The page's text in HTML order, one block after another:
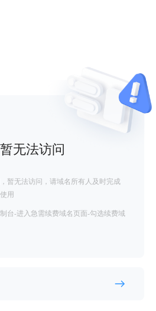
无法访问
暂无法访问，请域名所有人及时完成
用
台-进入急需续费域名页面-勾选续费域